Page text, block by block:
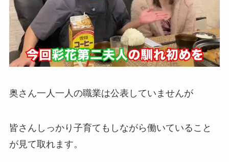
奥さん一人一人の職業は公表していませんが
皆さんしっかり子育てもしながら働いていること
が見て取れます。